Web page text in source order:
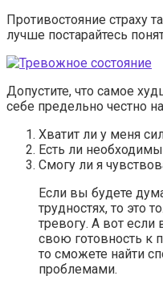
Противостояние страху
лучше постарайтесь
Допустите, что самое
себе предельно честно
Хватит ли у меня
Есть ли
Смогу ли я
Если вы будете
трудностях, то это
тревогу. А вот если
свою готовность к
то сможете найти
проблемами.